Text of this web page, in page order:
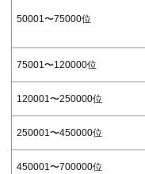
50001〜75000位
75001〜120000位
120001〜250000位
250001〜450000位
450001〜700000位